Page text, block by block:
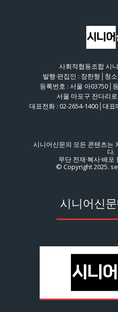
사회적협동조합 시
발행·편집인 : 장한형│청
등록번호 : 서울 아03750│
서울 마포구 잔다리
대표전화 : 02-2654-1400│대
시니어신문의 모든 콘텐츠는
다.
무단 전재·복사·배
© Copyright 2025.
시니어신